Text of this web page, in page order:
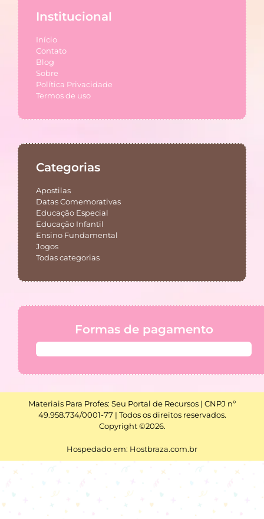
Institucional
Início
Contato
Blog
Sobre
Política Privacidade
Termos de uso
Categorias
Apostilas
Datas Comemorativas
Educação Especial
Educação Infantil
Ensino Fundamental
Jogos
Todas categorias
Formas de pagamento
Materiais Para Profes: Seu Portal de Recursos | CNPJ nº
49.958.734/0001-77 | Todos os direitos reservados.
Copyright ©2026.
Hospedado em: Hostbraza.com.br